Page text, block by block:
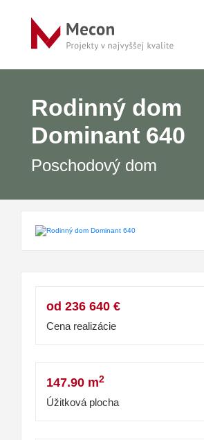
Rodinný dom
Dominant 640
Poschodový dom
od 236 640 €
Cena realizácie
147.90 m2
Úžitková plocha